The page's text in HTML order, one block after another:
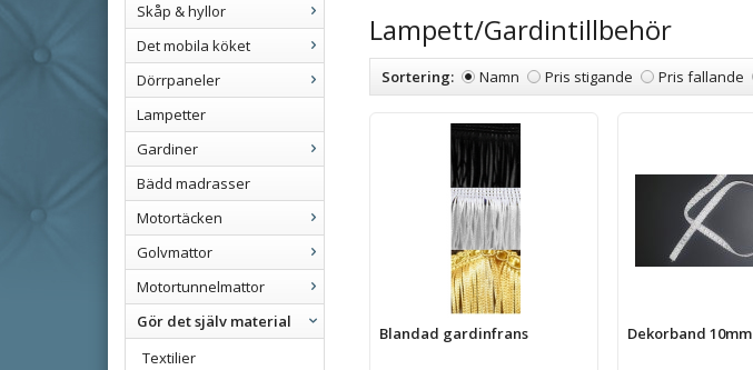
Skåp & hyllor
Det mobila köket
Dörrpaneler
Lampetter
Gardiner
Bädd madrasser
Motortäcken
Golvmattor
Motortunnelmattor
Gör det själv material
Textilier
Lampett/Gardintillbehör
Sortering: Namn Pris stigande Pris fallande
Blandad gardinfrans Dekorband 10mm